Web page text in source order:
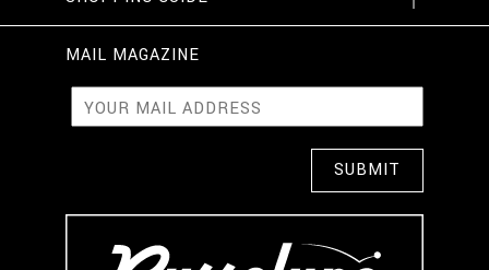
MAIL MAGAZINE